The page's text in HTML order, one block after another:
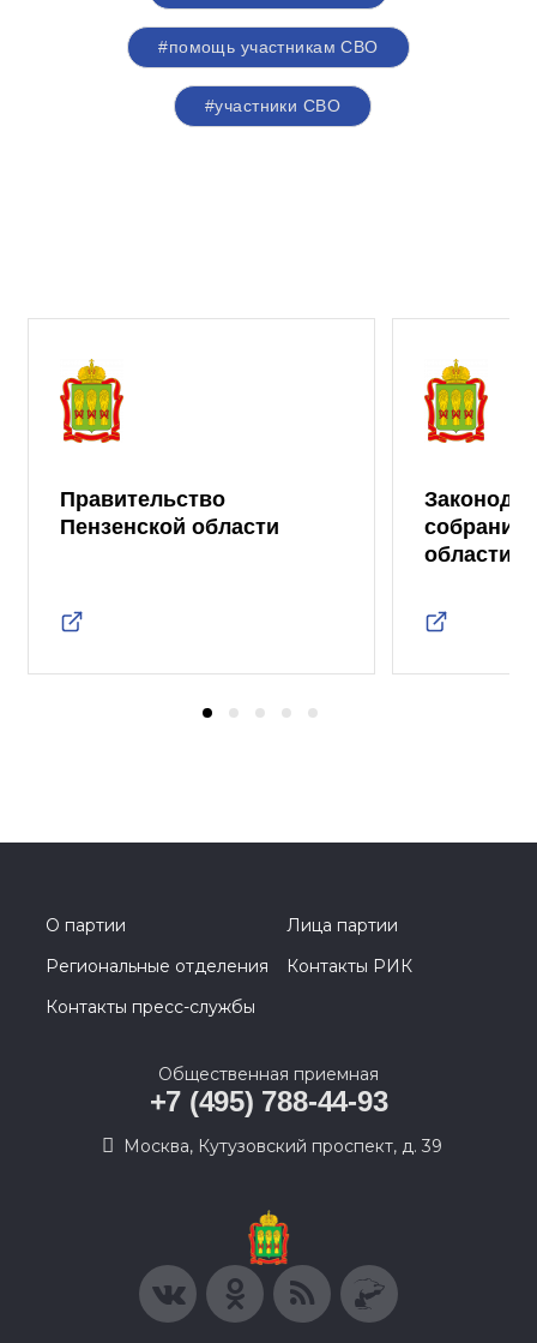
#помощь участникам СВО
#участники СВО
Правительство
Пензенской области
собрание
области
О партии
Лица партии
Региональные отделения
Контакты РИК
Контакты пресс-службы
Общественная приемная
+7 (495) 788-44-93
Москва, Кутузовский проспект, д. 39